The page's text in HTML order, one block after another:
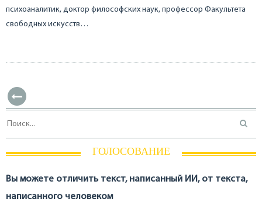
психоаналитик, доктор философских наук, профессор Факультета
свободных искусств…
ГОЛОСОВАНИЕ
Вы можете отличить текст, написанный ИИ, от текста,
написанного человеком